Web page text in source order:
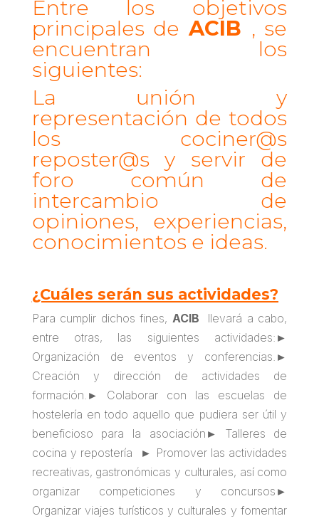
Entre los objetivos
principales de ACIB , se
encuentran los
siguientes:
La unión y
representación de todos
los cociner@s
reposter@sy servir de
foro común de
intercambio de
opiniones, experiencias,
conocimientos e ideas.
¿Cuáles serán sus actividades?
Para cumplir dichos fines, ACIB
llevará a cabo,
entre otras, las siguientes actividades:►
Organización de eventos y conferencias.►
Creación y dirección de actividades de
formación.► Colaborar con las escuelas de
hostelería en todo aquello que pudiera ser útil y
beneficioso para la asociación► Talleres de
cocina y repostería ► Promover las actividades
recreativas, gastronómicas y culturales, así como
organizar competiciones y concursos►
Organizar viajes turísticos y culturales y fomentar